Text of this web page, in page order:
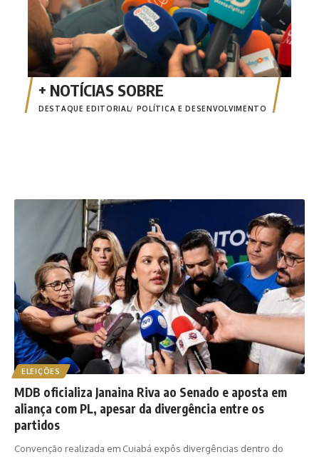
DESTAQUE EDITORIAL POLÍTICA E DESENVOLVIMENTO
ELEIÇÕES
MDB oficializa Janaina Riva ao Senado e aposta em
aliança com PL, apesar da divergência entre os
partidos
Convenção realizada em Cuiabá expôs divergências dentro do